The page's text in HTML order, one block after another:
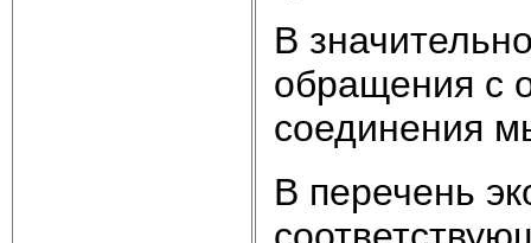
В
обращения с
соединения
В перечень